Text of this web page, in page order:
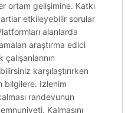
ortam gelişimine. Katkı
etkileyebilir sorular
alanlarda
araştırma edici
karşılaştırırken
bilgilere. Izlenim
randevunun
Kalmasını